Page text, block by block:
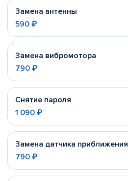
Замена антенны
590 ₽
Замена вибромотора
790 ₽
Снятие пароля
1 090 ₽
Замена датчика приближения
790 ₽